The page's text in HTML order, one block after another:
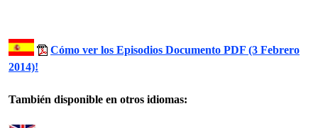
Cómo ver los Episodios Documento PDF (3 Febrero
2014)!
También disponible en otros idiomas: